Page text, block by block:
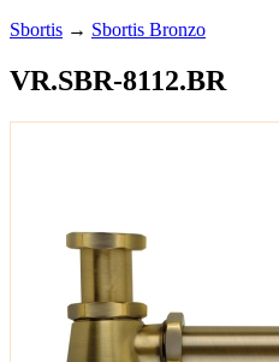
Sbortis → Sbortis Bronzo
VR.SBR-8112.BR